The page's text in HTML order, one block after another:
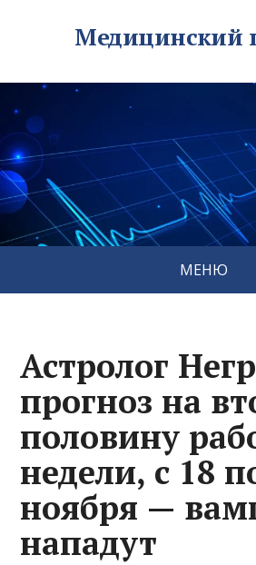
Медицинский
МЕНЮ
Астролог
прогноз на
половину
недели, с 18
ноября —
нападут